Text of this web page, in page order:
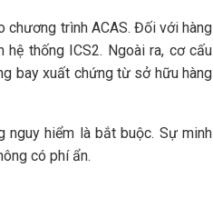
chương trình ACAS. Đối với hàng
hệ thống ICS2. Ngoài ra, cơ cấu
bay xuất chứng từ sở hữu hàng
nguy hiểm là bắt buộc. Sự minh
có phí ẩn.